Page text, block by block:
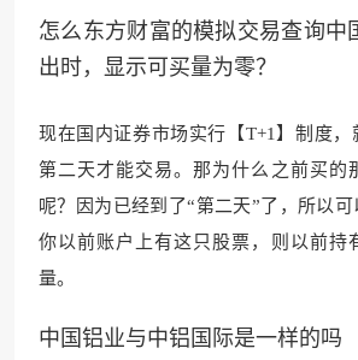
怎么东方财富的模拟交易查询中
出时，显示可买量为零？
现在国内证券市场实行【T+1】制度
第二天才能交易。那为什么之前买的
呢？因为已经到了“第二天”了，所以可
你以前账户上有这只股票，则以前持
量。
中国铝业与中铝国际是一样的吗